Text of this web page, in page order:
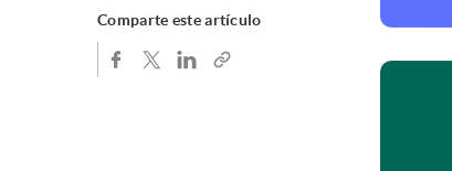
Comparte este artículo